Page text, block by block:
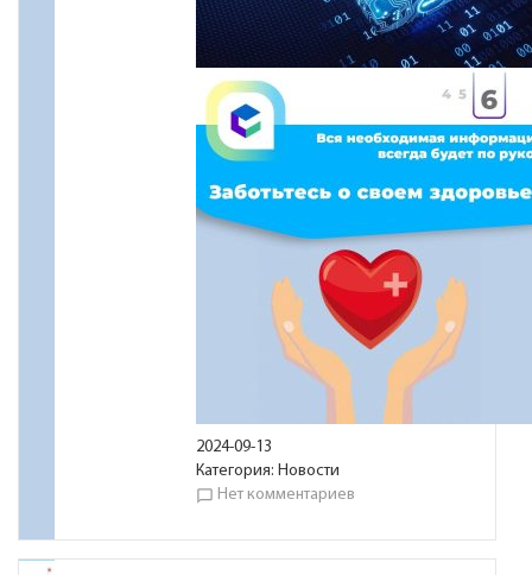
2024-09-13
Категория: Новости
chat_bubble_outline Нет комментариев